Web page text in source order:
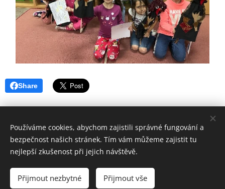
Share
© 2016Základní škola Horní Lideč, okres Vsetín.
Designed by Bohumír Náhlý©
Používáme cookies, abychom zajistili správné fungování a
bezpečnost našich stránek. Tím vám můžeme zajistit tu
nejlepší zkušenost při jejich návštěvě.
Přijmout nezbytné Přijmout vše